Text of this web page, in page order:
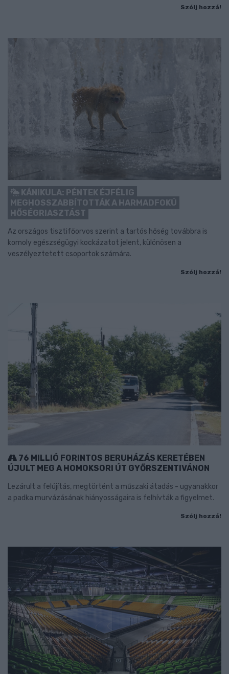
Szólj hozzá!
KÁNIKULA: PÉNTEK ÉJFÉLIG
MEGHOSSZABBÍTOTTÁK A HARMADFOKÚ
HŐSÉGRIASZTÁST
Az országos tisztifőorvos szerint a tartós hőség továbbra is
komoly egészségügyi kockázatot jelent, különösen a
veszélyeztetett csoportok számára.
Szólj hozzá!
76 MILLIÓ FORINTOS BERUHÁZÁS KERETÉBEN
ÚJULT MEG A HOMOKSORI ÚT GYŐRSZENTIVÁNON
Lezárult a felújítás, megtörtént a műszaki átadás - ugyanakkor
a padka murvázásának hiányosságaira is felhívták a figyelmet.
Szólj hozzá!